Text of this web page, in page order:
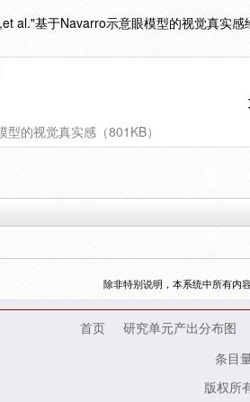
al."基于Navarro示意眼模型的视觉真实感
的视觉真实感（801KB）
除非特别说明，本系统中所有内
首页
研究单元产出分布图
条目
版权所